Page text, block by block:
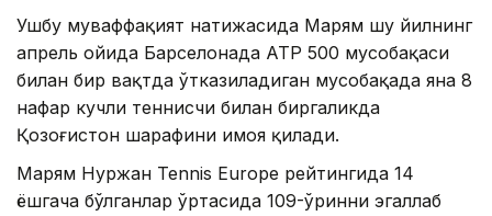
Ушбу муваффақият натижасида Марям шу йилнинг
апрель ойида Барселонада АТР 500 мусобақаси
билан бир вақтда ўтказиладиган мусобақада яна 8
нафар кучли теннисчи билан биргаликда
Қозоғистон шарафини ҳимоя қилади.
Марям Нуржан Tennis Europe рейтингида 14
ёшгача бўлганлар ўртасида 109-ўринни эгаллаб